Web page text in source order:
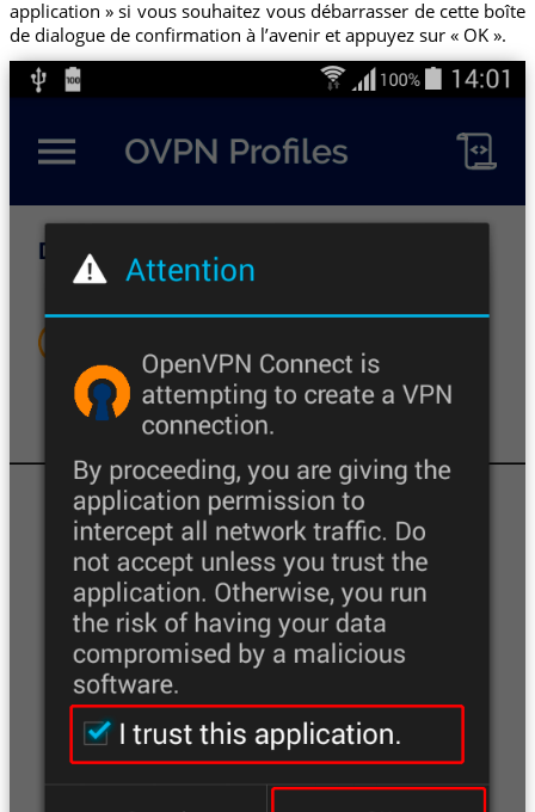
application » si vous souhaitez vous débarrasser de cette boîte
de dialogue de confirmation à l’avenir et appuyez sur « OK ».